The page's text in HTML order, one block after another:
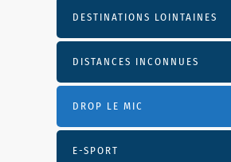
DESTINATIONS LOINTAINES
DISTANCES INCONNUES
DROP LE MIC
E-SPORT